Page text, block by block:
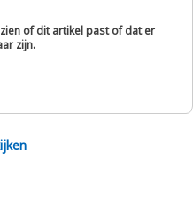
of dit artikel past of dat er
zijn.